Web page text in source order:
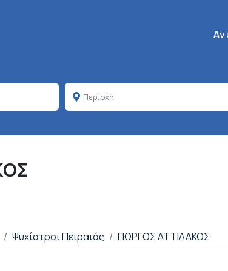
Aν
Ψυχίατροι Πειραιάς ΓΙΩΡΓΟΣ ΑΤΤΙΛΑΚΟΣ